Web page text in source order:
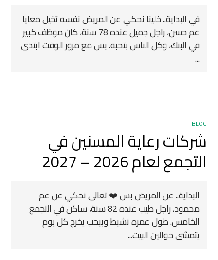
في البداية.. خلينا نحكي عن المريض نفسه تخيل معايا
عم حسن، راجل جميل عنده 78 سنة، كان موظف كبير
في البنك، وكل الناس بتحبه. بس مع مرور الوقت ابتدى
...
BLOG
شركات رعاية المسنين في
التجمع لعام 2026 – 2027
البداية.. عن المريض بس ❤️ تعالى نحكي عن عم
محمود، راجل طيب عنده 82 سنة، ساكن في التجمع
الخامس. طول عمره نشيط وبيحب يخرج كل يوم
يتمشى حوالين البيت...